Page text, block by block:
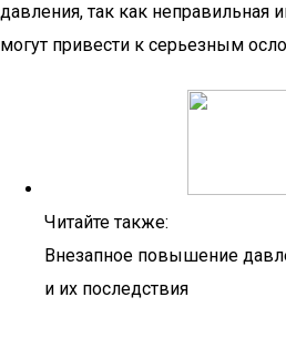
давления, так как неправильная
могут привести к серьезным
Читайте также:
Внезапное повышение
и их последствия